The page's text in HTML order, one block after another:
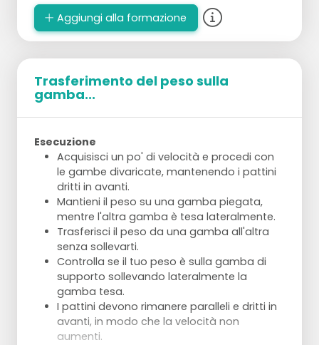
Aggiungi alla formazione
Trasferimento del peso sulla
gamba...
Esecuzione
Acquisisci un po' di velocità e procedi con
le gambe divaricate, mantenendo i pattini
dritti in avanti.
Mantieni il peso su una gamba piegata,
mentre l'altra gamba è tesa lateralmente.
Trasferisci il peso da una gamba all'altra
senza sollevarti.
Controlla se il tuo peso è sulla gamba di
supporto sollevando lateralmente la
gamba tesa.
I pattini devono rimanere paralleli e dritti in
avanti, in modo che la velocità non
aumenti.